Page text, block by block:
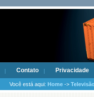
Contato Privacidade
Você está aqui: Home ->